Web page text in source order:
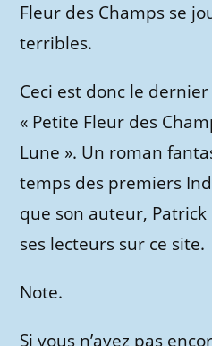
Fleur des Champs se
terribles.
Ceci est donc le
« Petite Fleur des
Lune ». Un roman
temps des premiers
que son auteur,
ses lecteurs sur ce site.
Note.
Si vous n’avez pas